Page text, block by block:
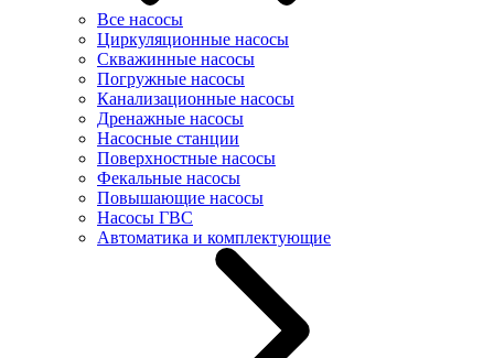
Все насосы
Циркуляционные насосы
Скважинные насосы
Погружные насосы
Канализационные насосы
Дренажные насосы
Насосные станции
Поверхностные насосы
Фекальные насосы
Повышающие насосы
Насосы ГВС
Автоматика и комплектующие